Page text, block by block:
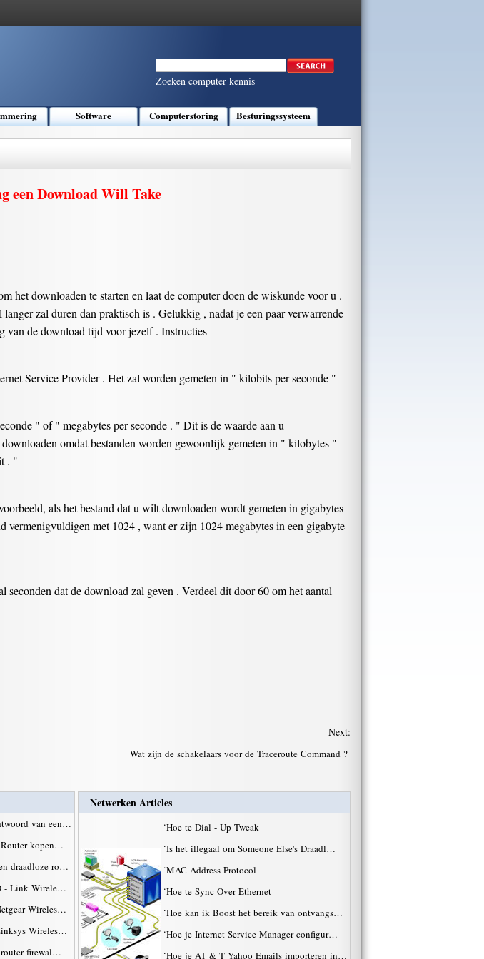
Zoeken computer kennis
Software Computerstoring Besturingssysteem
een Download Will Take
het downloaden te starten en laat de computer doen de wiskunde voor u .
zal duren dan praktisch is . Gelukkig , nadat je een paar verwarrende
van de download tijd voor jezelf . Instructies
Service Provider . Het zal worden gemeten in " kilobits per seconde "
" of " megabytes per seconde . " Dit is de waarde aan u
omdat bestanden worden gewoonlijk gemeten in " kilobytes "
. "
als het bestand dat u wilt downloaden wordt gemeten in gigabytes
vermenigvuldigen met 1024 , want er zijn 1024 megabytes in een gigabyte
dat de download zal geven . Verdeel dit door 60 om het aantal
Next:
Wat zijn de schakelaars voor de Traceroute Command ?
van een…
kopen…
draadloze ro…
- Link Wirele…
Wireles…
Wireles…
router firewal…
Netwerken Articles
·Hoe te Dial - Up Tweak
·Is het illegaal om Someone Else's Draadl…
·MAC Address Protocol
·Hoe te Sync Over Ethernet
·Hoe kan ik Boost het bereik van ontvangs…
·Hoe je Internet Service Manager configur…
·Hoe je AT & T Yahoo Emails importeren in…